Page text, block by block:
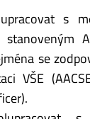
s
stanoveným
se
VŠE